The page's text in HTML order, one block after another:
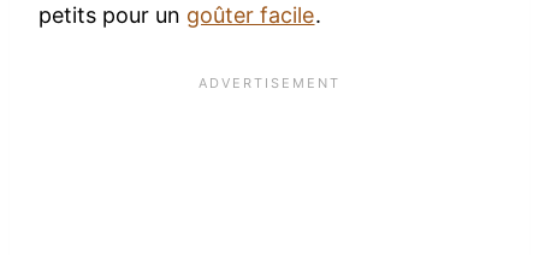
petits pour un goûter facile.